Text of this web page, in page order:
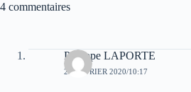
ok A
4 commentaires
Philippe LAPORTE
25 FÉVRIER 2020/10:17